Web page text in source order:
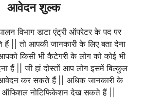
आवेदन शुल्क
विभाग डाटा एंट्री ऑपरेटर के पद पर
|| तो आपकी जानकारी के लिए बता देना
किसी भी कैटेगरी के लोग को कोई भी
हैं || जी हां दोस्तों आप लोग इसमें बिल्कुल
कर सकते हैं || अधिक जानकारी के
ऑफिशल नोटिफिकेशन देख सकते हैं ||